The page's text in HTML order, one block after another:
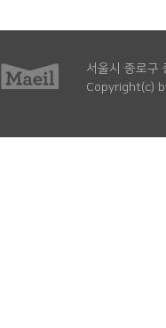
서울시 종로구
Copyright(c)